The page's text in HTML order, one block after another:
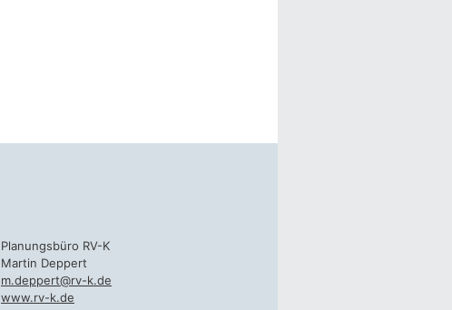
Planungsbüro RV-K
Martin Deppert
m.deppert@rv-k.de
www.rv-k.de